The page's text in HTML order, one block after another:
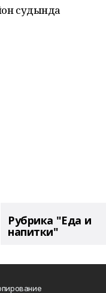
судында
Рубрика "Еда и
напитки"